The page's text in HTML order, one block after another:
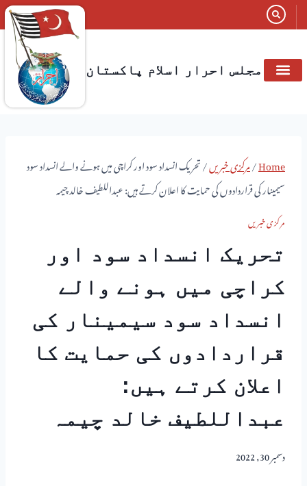
مجلس احرار اسلام پاکستان
Home
/مرکزی خبریں/تحریک انسداد سود اور کراچی میں ہونے والے انسداد سود
سیمینار کی قراردادوں کی حمایت کا اعلان کرتے ہیں: عبداللطیف خالد چیمہ
مرکزی خبریں
تحریک انسداد سود اور
کراچی میں ہونے والے
انسداد سود سیمینار کی
قراردادوں کی حمایت کا
اعلان کرتے ہیں:
عبداللطیف خالد چیمہ
دسمبر 30, 2022